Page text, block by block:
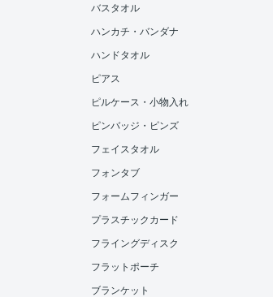
バスタオル
ハンカチ・バンダナ
ハンドタオル
ピアス
ピルケース・小物入れ
ピンバッジ・ピンズ
フェイスタオル
フォンタブ
フォームフィンガー
プラスチックカード
フライングディスク
フラットポーチ
ブランケット